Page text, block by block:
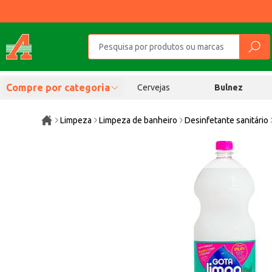
Compre por categoria Cervejas Bulnez
Limpeza Limpeza de banheiro Desinfetante sanitário